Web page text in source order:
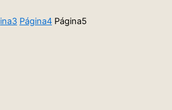
3 Página4 Página5